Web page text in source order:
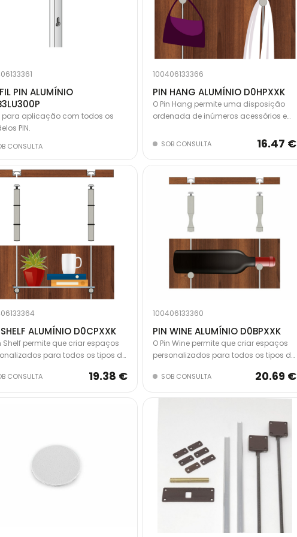
PIN ALUMÍNIO
para aplicação com todos os
PIN.
CONSULTA
100406133366
PIN HANG ALUMÍNIO D0HPXXK
O Pin Hang permite uma disposição
ordenada de inúmeros acessórios e
ser utilizado em vários ambientes da
wc, cozinha, e escritório. As
composições podem ser feitas vertical
ou horizontalmente.
SOB CONSULTA 16.47 €
ALUMÍNIO D0CPXXK
Shelf permite que criar espaços
para todos os tipos de
uma maior estabilidade dos
Aconselha-se o uso de
CONSULTA 19.38 €
100406133360
PIN WINE ALUMÍNIO D0BPXXK
O Pin Wine permite que criar espaços
personalizados para todos os tipos de
uma maior estabilidade dos
elementos.
SOB CONSULTA 20.69 €